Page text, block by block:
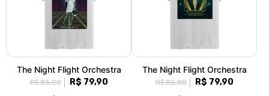
The Night Flight Orchestra
R$ 85,00 R$ 79,90
The Night Flight Orchestra
R$ 85,00 R$ 79,90